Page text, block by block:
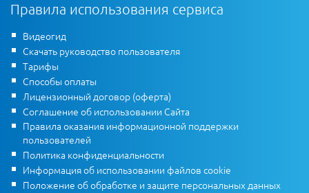
Правила использования сервиса
Видеогид
Скачать руководство пользователя
Тарифы
Способы оплаты
Лицензионный договор (оферта)
Соглашение об использовании Сайта
Правила оказания информационной поддержки
пользователей
Политика конфиденциальности
Информация об использовании файлов cookie
Положение об обработке и защите персональных данных